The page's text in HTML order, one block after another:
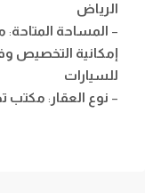
الرياض
– المساحة المتاحة:
إمكانية التخصيص
للسيارات
– نوع العقار : مكتب